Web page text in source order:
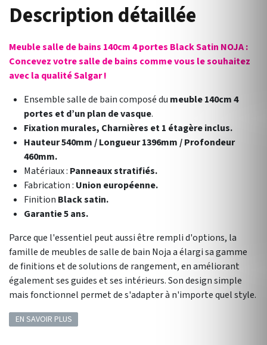
Description détaillée
Meuble salle de bains 140cm 4 portes Black Satin NOJA :
Concevez votre salle de bains comme vous le souhaitez
avec la qualité Salgar !
Ensemble salle de bain composé du meuble 140cm 4
portes et d’un plan de vasque.
Fixation murales, Charnières et 1 étagère inclus.
Hauteur 540mm / Longueur 1396mm / Profondeur
460mm.
Matériaux : Panneaux stratifiés.
Fabrication : Union européenne.
Finition Black satin.
Garantie 5 ans.
Parce que l'essentiel peut aussi être rempli d'options, la
famille de meubles de salle de bain Noja a élargi sa gamme
de finitions et de solutions de rangement, en améliorant
également ses guides et ses intérieurs. Son design simple
mais fonctionnel permet de s'adapter à n'importe quel style.
EN SAVOIR PLUS